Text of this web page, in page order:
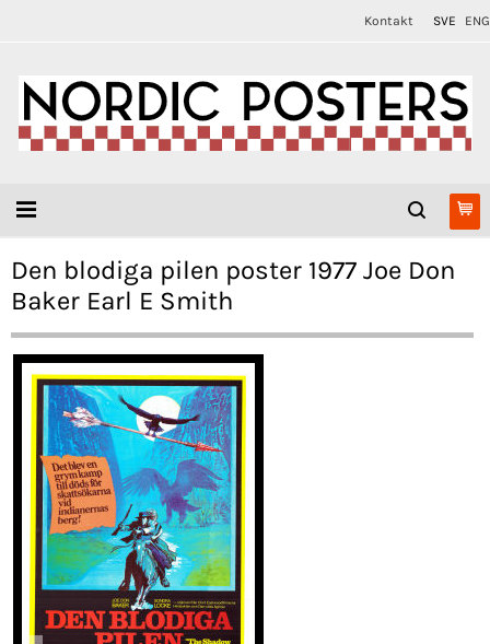
Kontakt SVE ENG
Den blodiga pilen poster 1977 Joe Don
Baker Earl E Smith